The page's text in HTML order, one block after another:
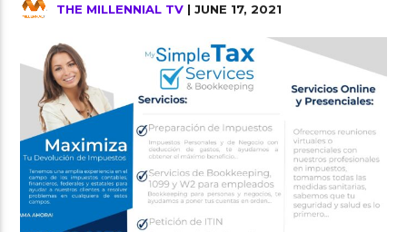
THE MILLENNIAL TV | JUNE 17, 2021